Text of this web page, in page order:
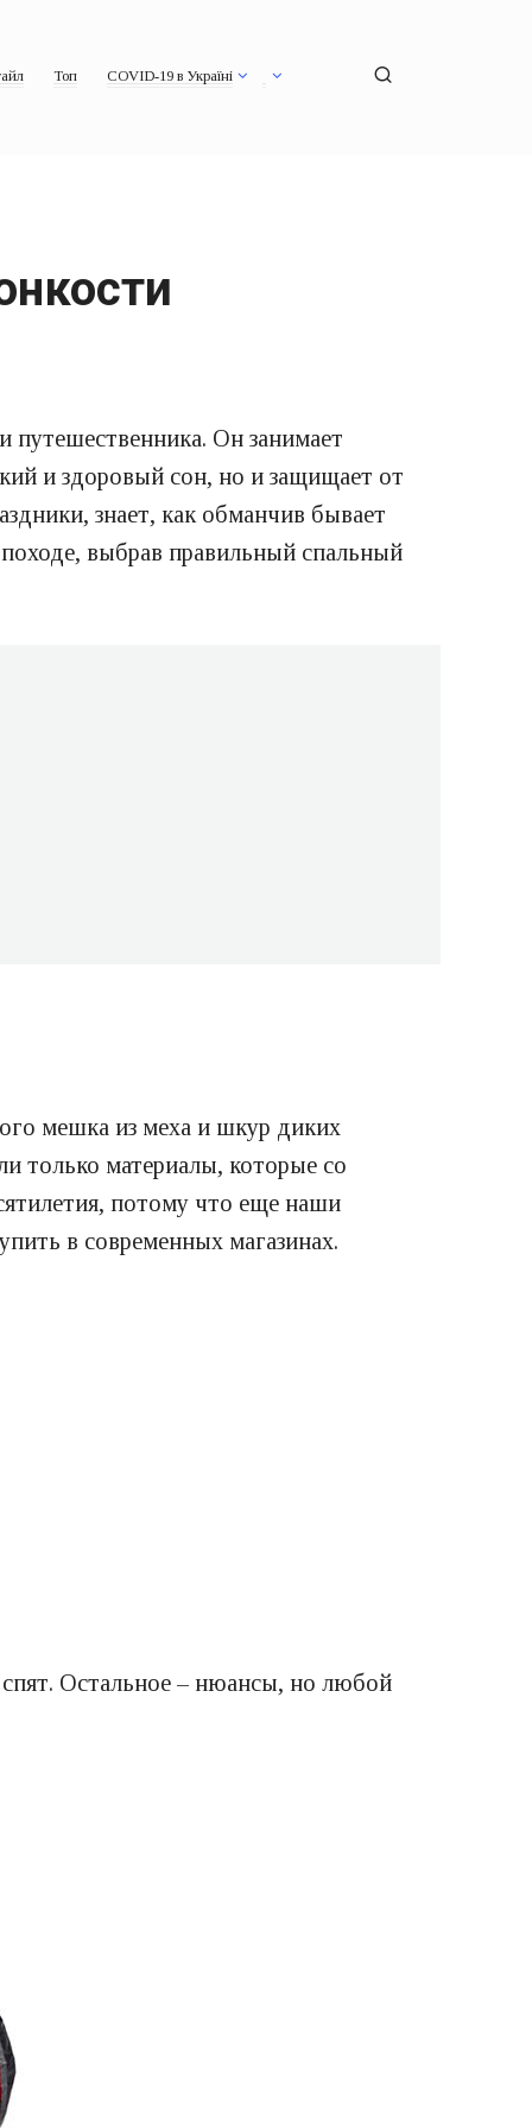
Топ COVID-19 в Україні
путешественника. Он занимает
и здоровый сон, но и защищает от
знает, как обманчив бывает
выбрав правильный спальный
мешка из меха и шкур диких
только материалы, которые со
потому что еще наши
в современных магазинах.
спят. Остальное – нюансы, но любой